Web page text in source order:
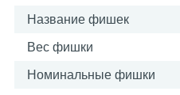
Название фишек
Вес фишки
Номинальные фишки